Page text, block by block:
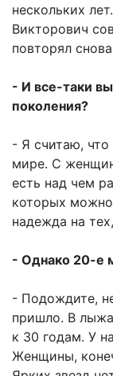
нескольких
Викторович
повторял
- И все-таки
поколения?
- Я считаю,
мире. С
есть над чем
которых можно
надежда на
- Однако 20-е
- Подождите,
пришло. В
к 30 годам. У
Женщины,